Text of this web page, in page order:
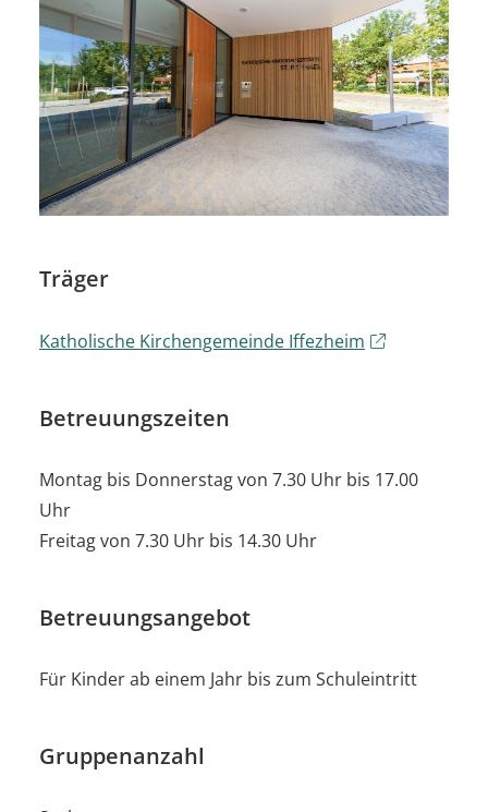
Träger
Katholische Kirchengemeinde Iffezheim
Betreuungszeiten
Montag bis Donnerstag von 7.30 Uhr bis 17.00
Uhr
Freitag von 7.30 Uhr bis 14.30 Uhr
Betreuungsangebot
Für Kinder ab einem Jahr bis zum Schuleintritt
Gruppenanzahl